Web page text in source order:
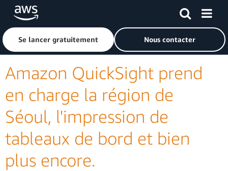
Passer au contenu principal
Cliquer ici pour revenir à la page d'accueil d'Amazon Web
Se lancer gratuitement Nous contacter
Amazon QuickSight prend
en charge la région de
Séoul, l'impression de
tableaux de bord et bien
plus encore.